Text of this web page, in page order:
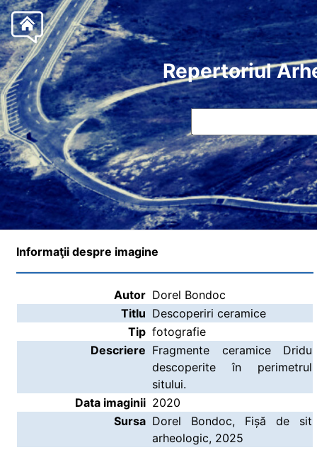
Repertoriul
Informaţii despre imagine
Autor Dorel Bondoc
Titlu Descoperiri ceramice
Tip fotografie
Descriere Fragmente ceramice Dridu
descoperite în perimetrul
sitului.
Data imaginii 2020
Sursa Dorel Bondoc, Fișă de sit
arheologic, 2025